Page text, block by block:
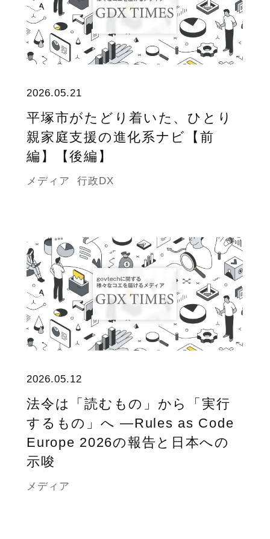
2026.05.21
平塚市がたどり着いた、ひとり
親家庭支援の進化系ナビ【前
編】【後編】
メディア 行政DX
2026.05.12
法令は「読むもの」から「実行
するもの」へ ―Rules as Code
Europe 2026の報告と日本への
示唆
メディア